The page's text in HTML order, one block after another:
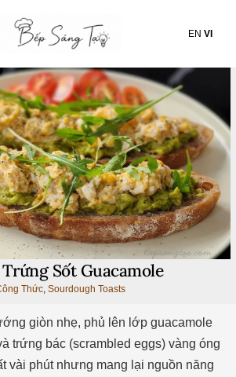
EN VI
Sốt Guacamole
Thức, Sourdough Toasts
giòn nhẹ, phủ lên lớp guacamole
trứng bác (scrambled eggs) vàng óng
vài phút nhưng mang lại nguồn năng